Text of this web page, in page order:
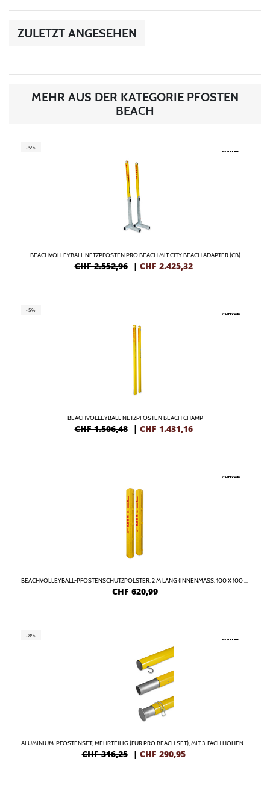
ZULETZT ANGESEHEN
MEHR AUS DER KATEGORIE PFOSTEN
BEACH
-5%
BEACHVOLLEYBALL NETZPFOSTEN PRO BEACH MIT CITY BEACH ADAPTER (CB)
CHF 2.552,96 | CHF 2.425,32
-5%
BEACHVOLLEYBALL NETZPFOSTEN BEACH CHAMP
CHF 1.506,48 | CHF 1.431,16
BEACHVOLLEYBALL-PFOSTENSCHUTZPOLSTER, 2 M LANG (INNENMASS: 100 X 100 MM), GELB MIT FUNTEC-LOGO
CHF 620,99
-8%
ALUMINIUM-PFOSTENSET, MEHRTEILIG (FÜR PRO BEACH SET), MIT 3-FACH HÖHENVERSTELLBAREM FUSSTEIL
CHF 316,25 | CHF 290,95